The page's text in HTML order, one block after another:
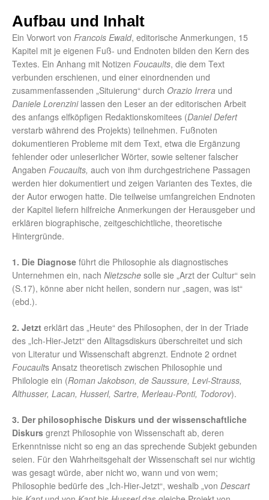
Aufbau und Inhalt
Ein Vorwort von Francois Ewald, editorische Anmerkungen, 15
Kapitel mit je eigenen Fuß- und Endnoten bilden den Kern des
Textes. Ein Anhang mit Notizen Foucaults, die dem Text
verbunden erschienen, und einer einordnenden und
zusammenfassenden „Situierung“ durch Orazio Irrera und
Daniele Lorenzini lassen den Leser an der editorischen Arbeit
des anfangs elfköpfigen Redaktionskomitees (Daniel Defert
verstarb während des Projekts) teilnehmen. Fußnoten
dokumentieren Probleme mit dem Text, etwa die Ergänzung
fehlender oder unleserlicher Wörter, sowie seltener falscher
Angaben Foucaults, auch von ihm durchgestrichene Passagen
werden hier dokumentiert und zeigen Varianten des Textes, die
der Autor erwogen hatte. Die teilweise umfangreichen Endnoten
der Kapitel liefern hilfreiche Anmerkungen der Herausgeber und
erklären biographische, zeitgeschichtliche, theoretische
Hintergründe.
1. Die Diagnose führt die Philosophie als diagnostisches
Unternehmen ein, nach Nietzsche solle sie „Arzt der Cultur“ sein
(S.17), könne aber nicht heilen, sondern nur „sagen, was ist“
(ebd.).
2. Jetzt erklärt das „Heute“ des Philosophen, der in der Triade
des „Ich-Hier-Jetzt“ den Alltagsdiskurs überschreitet und sich
von Literatur und Wissenschaft abgrenzt. Endnote 2 ordnet
Foucaults Ansatz theoretisch zwischen Philosophie und
Philologie ein (Roman Jakobson, de Saussure, Levi-Strauss,
Althusser, Lacan, Husserl, Sartre, Merleau-Ponti, Todorov).
3. Der philosophische Diskurs und der wissenschaftliche
Diskurs grenzt Philosophie von Wissenschaft ab, deren
Erkenntnisse nicht so eng an das sprechende Subjekt gebunden
seien. Für den Wahrheitsgehalt der Wissenschaft sei nur wichtig
was gesagt würde, aber nicht wo, wann und von wem;
Philosophie bedürfe des „Ich-Hier-Jetzt“, weshalb „von Descart